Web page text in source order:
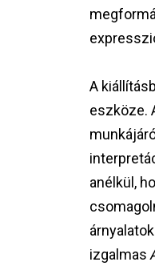
A
eszköze.
anélkül,
izgalmas